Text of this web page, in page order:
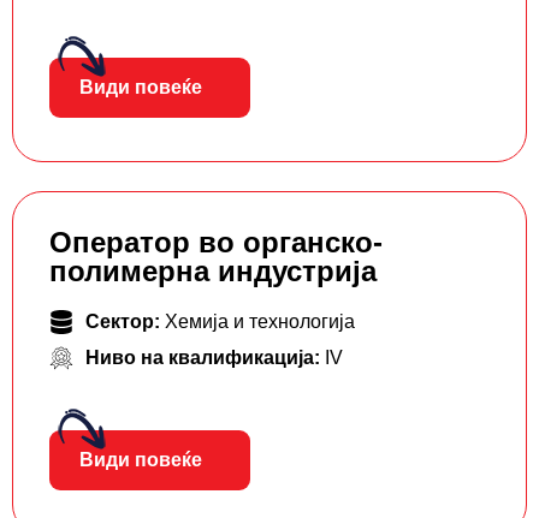
Види повеќе
Оператор во органско-
полимерна индустрија
Сектор: Хемија и технологија
Ниво на квалификација: IV
Види повеќе